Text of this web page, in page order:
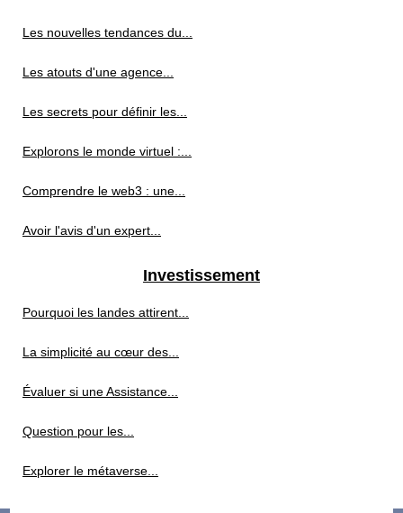
Les nouvelles tendances du...
Les atouts d'une agence...
Les secrets pour définir les...
Explorons le monde virtuel :...
Comprendre le web3 : une...
Avoir l'avis d'un expert...
Investissement
Pourquoi les landes attirent...
La simplicité au cœur des...
Évaluer si une Assistance...
Question pour les...
Explorer le métaverse...